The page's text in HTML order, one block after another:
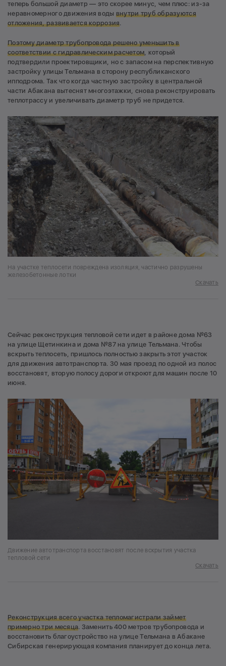
теперь большой диаметр — это скорее минус, чем плюс: из-за
неравномерного движения воды внутри труб образуются
отложения, развивается коррозия.
Поэтому диаметр трубопровода решено уменьшить в
соответствии с гидравлическим расчетом , который
подтвердили проектировщики, но с запасом на перспективную
застройку улицы Тельмана в сторону республиканского
ипподрома. Так что когда частную застройку в центральной
части Абакана вытеснят многоэтажки, снова реконструировать
теплотрассу и увеличивать диаметр труб не придется.
На участке теплосети повреждена изоляция, частично разрушены
железобетонные лотки
Скачать
Сейчас реконструкция тепловой сети идет в районе дома №63
на улице Щетинкина и дома №87 на улице Тельмана. Чтобы
вскрыть теплосеть, пришлось полностью закрыть этот участок
для движения автотранспорта. 30 мая проезд по одной из полос
восстановят, вторую полосу дороги откроют для машин после 10
июня.
Движение автотранспорта восстановят после вскрытия участка
тепловой сети
Скачать
Реконструкция всего участка тепломагистрали займет
примерно три месяца. Заменить 400 метров трубопровода и
восстановить благоустройство на улице Тельмана в Абакане
Сибирская генерирующая компания планирует до конца лета.